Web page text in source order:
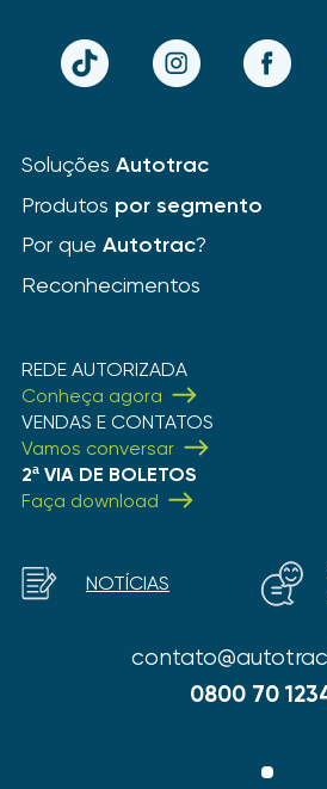
TikTok Instagram Facebook
Soluções Autotrac
Produtos por segmento
Por que Autotrac?
Reconhecimentos
REDE AUTORIZADA
Conheça agora
VENDAS E CONTATOS
Vamos conversar
2ª VIA DE BOLETOS
Faça download
0800 70
NOTÍCIAS